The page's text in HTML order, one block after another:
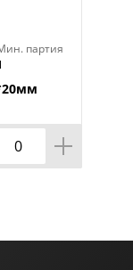
партия